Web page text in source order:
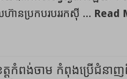
ានប្រកបរបររកស៊ី ... Read
េត្តកំពង់ចាម កំពុងប្រើជំនា